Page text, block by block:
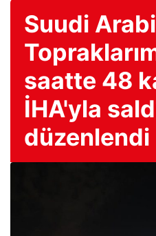
Suudi
saatte 48
İHA'yla
düzenlendi